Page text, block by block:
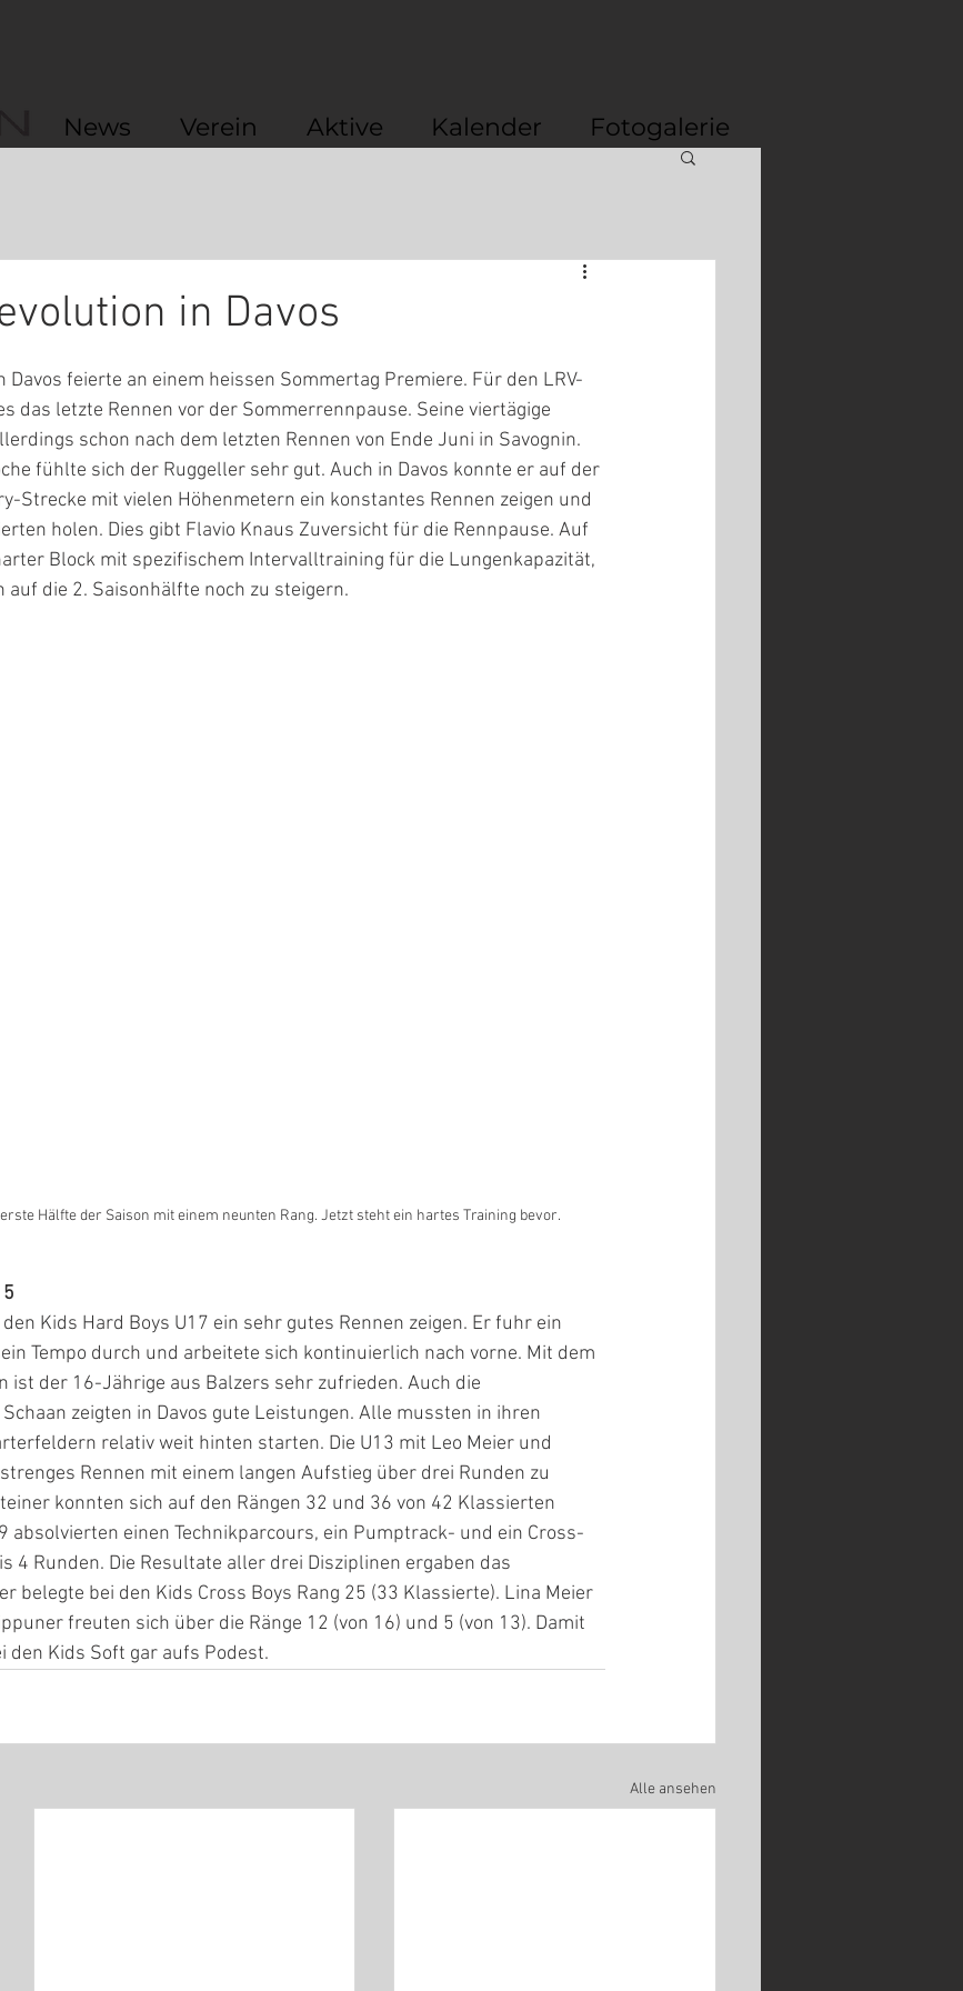
News Verein Aktive Kalender Fotogalerie
in Davos
Davos feierte an einem heissen Sommertag Premiere. Für den LRV-
das letzte Rennen vor der Sommerrennpause. Seine viertägige
schon nach dem letzten Rennen von Ende Juni in Savognin.
fühlte sich der Ruggeller sehr gut. Auch in Davos konnte er auf der
Strecke mit vielen Höhenmetern ein konstantes Rennen zeigen und
holen. Dies gibt Flavio Knaus Zuversicht für die Rennpause. Auf
Block mit spezifischem Intervalltraining für die Lungenkapazität,
auf die 2. Saisonhälfte noch zu steigern.
Hälfte der Saison mit einem neunten Rang. Jetzt steht ein hartes Training bevor.
Kids Hard Boys U17 ein sehr gutes Rennen zeigen. Er fuhr ein
Tempo durch und arbeitete sich kontinuierlich nach vorne. Mit dem
ist der 16-Jährige aus Balzers sehr zufrieden. Auch die
zeigten in Davos gute Leistungen. Alle mussten in ihren
relativ weit hinten starten. Die U13 mit Leo Meier und
Rennen mit einem langen Aufstieg über drei Runden zu
konnten sich auf den Rängen 32 und 36 von 42 Klassierten
absolvierten einen Technikparcours, ein Pumptrack- und ein Cross-
4 Runden. Die Resultate aller drei Disziplinen ergaben das
belegte bei den Kids Cross Boys Rang 25 (33 Klassierte). Lina Meier
freuten sich über die Ränge 12 (von 16) und 5 (von 13). Damit
Kids Soft gar aufs Podest.
Alle ansehen